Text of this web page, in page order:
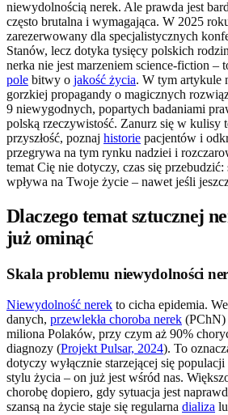
niewydolnością nerek. Ale prawda jest
często brutalna i wymagająca. W 2025
zarezerwowany dla specjalistycznych
Stanów, lecz dotyka tysięcy polskich rodzin
nerka nie jest marzeniem science-fiction –
pole bitwy o jakość życia. W tym artykule
gorzkiej propagandy o magicznych
9 niewygodnych, popartych badaniami
polską rzeczywistość. Zanurz się w kulisy
przyszłość, poznaj historie pacjentów i
przegrywa na tym rynku nadziei i
temat Cię nie dotyczy, czas się
wpływa na Twoje życie – nawet jeśli
Dlaczego temat sztucznej
już ominąć
Skala problemu niewydolności
Niewydolność nerek to cicha epidemia.
danych, przewlekła choroba nerek (PChN)
miliona Polaków, przy czym aż 90%
diagnozy (Projekt Pulsar, 2024). To
dotyczy wyłącznie starzejącej się
stylu życia – on już jest wśród nas.
chorobę dopiero, gdy sytuacja jest
szansą na życie staje się regularna dializa